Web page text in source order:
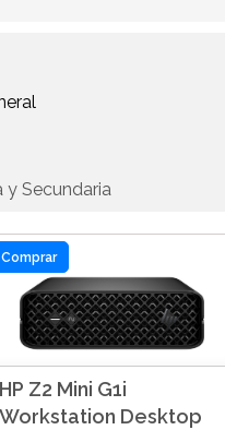
y Secundaria
Comprar
HP Z2 Mini G1i
Workstation Desktop